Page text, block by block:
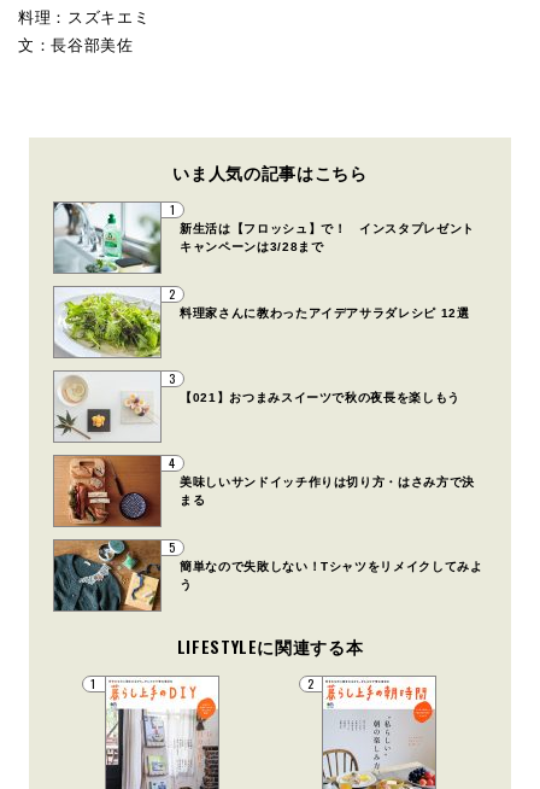
料理：スズキエミ
文：長谷部美佐
いま人気の記事はこちら
1
新生活は【フロッシュ】で！ インスタプレゼント
キャンペーンは3/28まで
2
料理家さんに教わったアイデアサラダレシピ 12選
3
【021】おつまみスイーツで秋の夜長を楽しもう
4
美味しいサンドイッチ作りは切り方・はさみ方で決
まる
5
簡単なので失敗しない！Tシャツをリメイクしてみよ
う
LIFESTYLEに関連する本
1 2